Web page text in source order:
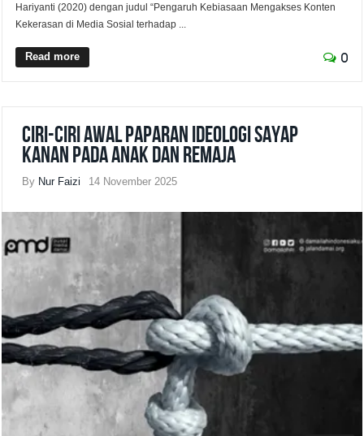
Hariyanti (2020) dengan judul “Pengaruh Kebiasaan Mengakses Konten
Kekerasan di Media Sosial terhadap ...
Read more 0
Ciri-Ciri Awal Paparan Ideologi Sayap
Kanan pada Anak dan Remaja
By Nur Faizi 14 November 2025